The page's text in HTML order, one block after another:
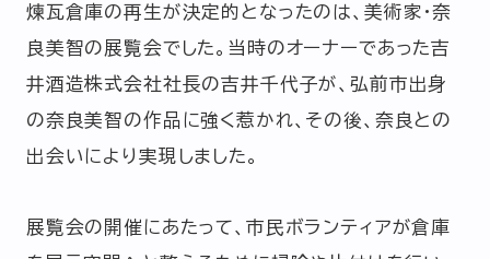
煉瓦倉庫の再生が決定的となったのは、美術家・奈
良美智の展覧会でした。当時のオーナーであった吉
井酒造株式会社社長の吉井千代子が、弘前市出身
の奈良美智の作品に強く惹かれ、その後、奈良との
出会いにより実現しました。
展覧会の開催にあたって、市民ボランティアが倉庫